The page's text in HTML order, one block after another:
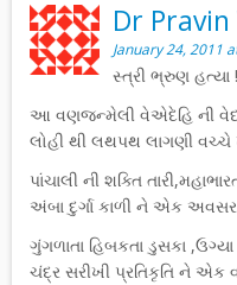
Dr Pravin
January 24, 2011
સ્ત્રી ભ્રુણ હત્યા
આ વણજન્મેલી વેએદેહિ ની
લોહી થી લથપથ લાગણી વચ્ચે
પાંચાલી ની શક્તિ
અંબા દુર્ગા કાળી ને એક
ગુંગળાતા હિબકતા ડુસકા
ચંદ્ર સરીખી પ્રતિકૃતિ ને એક